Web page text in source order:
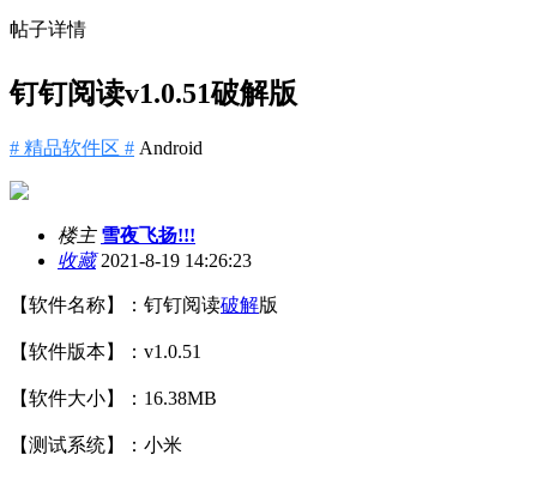
帖子详情
钉钉阅读v1.0.51破解版
# 精品软件区 # Android
楼主 雪夜飞扬!!!
收藏2021-8-19 14:26:23
【软件名称】：钉钉阅读破解版
【软件版本】：v1.0.51
【软件大小】：16.38MB
【测试系统】：小米